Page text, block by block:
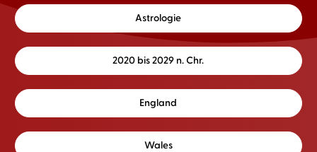
Astrologie
2020 bis 2029 n. Chr.
England
Wales